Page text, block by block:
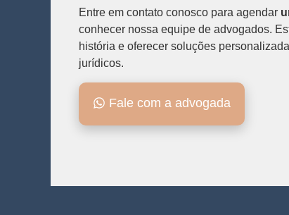
Entre em contato conosco para agendar
conhecer nossa equipe de advogados.
história e oferecer soluções
jurídicos.
Fale com a advogada